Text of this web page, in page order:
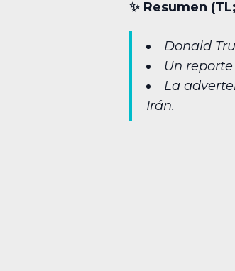
✨︎ Resumen
Donald
Un
La
Irán.